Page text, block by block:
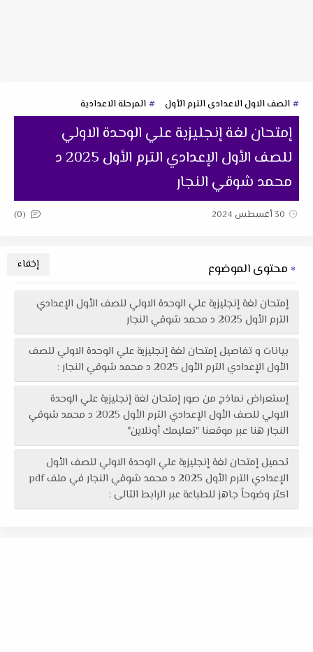
الصف الاول الاعدادى الترم الأول المرحلة الاعدادية
إمتحان لغة إنجليزية علي الوحدة الاولي
للصف الأول الإعدادي الترم الأول 2025 د
محمد شوقي النجار
30 أغسطس 2024 (0)
محتوى الموضوع
إمتحان لغة إنجليزية علي الوحدة الاولي للصف الأول الإعدادي
الترم الأول 2025 د محمد شوقي النجار
بيانات و تفاصيل إمتحان لغة إنجليزية علي الوحدة الاولي للصف
الأول الإعدادي الترم الأول 2025 د محمد شوقي النجار :
إستعراض نماذج من صور إمتحان لغة إنجليزية علي الوحدة
الاولي للصف الأول الإعدادي الترم الأول 2025 د محمد شوقي
النجار هنا عبر موقعنا "تعليمك أونلاين"
تحميل إمتحان لغة إنجليزية علي الوحدة الاولي للصف الأول
الإعدادي الترم الأول 2025 د محمد شوقي النجار في ملف pdf
اكثر وضوحاً جاهز للطباعة عبر الرابط التالى :